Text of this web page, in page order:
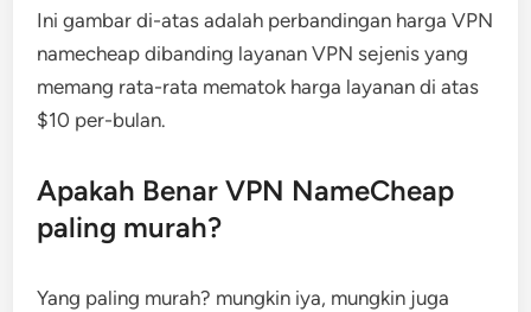
Ini gambar di-atas adalah perbandingan harga VPN
namecheap dibanding layanan VPN sejenis yang
memang rata-rata mematok harga layanan di atas
$10 per-bulan.
Apakah Benar VPN NameCheap
paling murah?
Yang paling murah? mungkin iya, mungkin juga